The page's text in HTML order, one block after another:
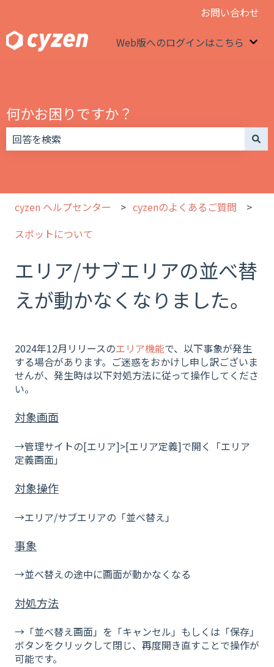
お問い合わせ
Web版へのログインはこちら
何かお困りですか？
cyzen ヘルプセンター
cyzenのよくあるご質問
スポットについて
エリア/サブエリアの並べ替
えが動かなくなりました。
2024年12月リリースのエリア機能で、以下事象が発生
する場合があります。ご迷惑をおかけし申し訳ございま
せんが、発生時は以下対処方法に従って操作してくださ
い。
対象画面
→管理サイトの[エリア]>[エリア定義]で開く「エリア
定義画面」
対象操作
→エリア/サブエリアの「並べ替え」
事象
→並べ替えの途中に画面が動かなくなる
対処方法
→「並べ替え画面」を「キャンセル」もしくは「保存」
ボタンをクリックして閉じ、再度開き直すことで操作が
可能です。